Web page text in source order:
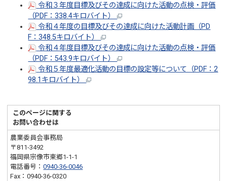
令和３年度目標及びその達成に向けた活動の点検・評価
（PDF：338.4キロバイト）
令和４年度の目標及びその達成に向けた活動計画（PD
F：348.5キロバイト）
令和４年度目標及びその達成に向けた活動の点検・評価
（PDF：543.9キロバイト）
令和５年度最適化活動の目標の設定等について（PDF：2
98.1キロバイト）
このページに関する
お問い合わせは
農業委員会事務局
〒811-3492
福岡県宗像市東郷1-1-1
電話番号：0940-36-0046
Fax：0940-36-0320